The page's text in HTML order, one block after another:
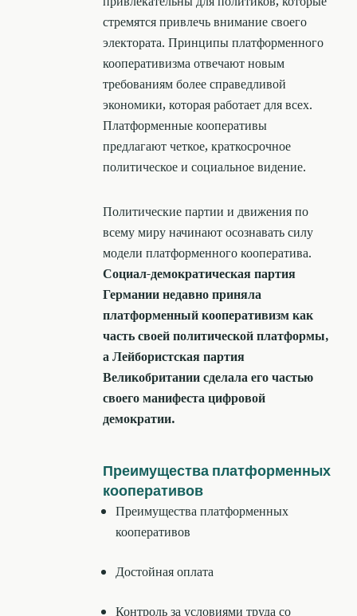
стремятся привлечь внимание своего
электората. Принципы платформенного
кооперативизма отвечают новым
требованиям более справедливой
экономики, которая работает для всех.
Платформенные кооперативы
предлагают четкое, краткосрочное
политическое и социальное видение.
Политические партии и движения по
всему миру начинают осознавать силу
модели платформенного кооператива.
Социал-демократическая партия
Германии недавно приняла
платформенный кооперативизм как
часть своей политической платформы,
а Лейбористская партия
Великобритании сделала его частью
своего манифеста цифровой
демократии.
Преимущества платформенных
кооперативов
Преимущества платформенных
кооперативов
Достойная оплата
Контроль за условиями труда со